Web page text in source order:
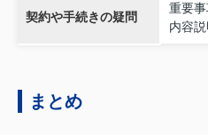
契約や手続きの疑問
重要
内容説
まとめ